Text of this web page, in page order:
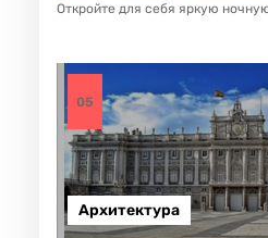
Откройте для себя яркую
05
Архитектура